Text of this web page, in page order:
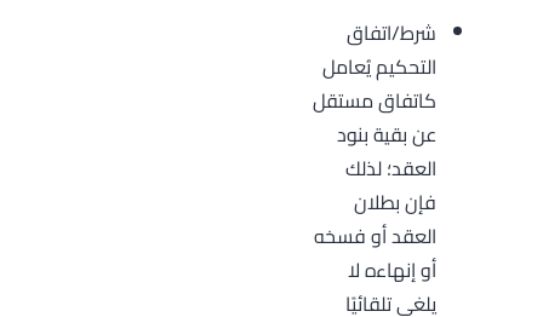
شرط/اتفاق
التحكيم يُعامل
كاتفاق مستقل
عن بقية بنود
العقد؛ لذلك
فإن بطلان
العقد أو فسخه
أو إنهاءه لا
يلغي تلقائيًا